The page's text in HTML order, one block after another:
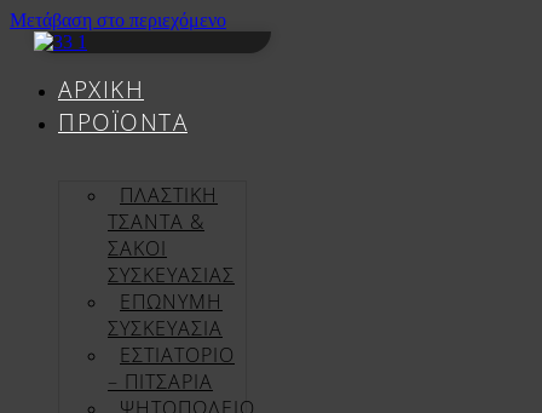
Μετάβαση στο περιεχόμενο
ΑΡΧΙΚΉ
ΠΡΟΪΌΝΤΑ
ΠΛΑΣΤΙΚΗ
ΤΣΑΝΤΑ &
ΣΑΚΟΙ
ΣΥΣΚΕΥΑΣΙΑΣ
ΕΠΏΝΥΜΗ
ΣΥΣΚΕΥΑΣΊΑ
ΕΣΤΙΑΤΟΡΙΟ
– ΠΙΤΣΑΡΙΑ